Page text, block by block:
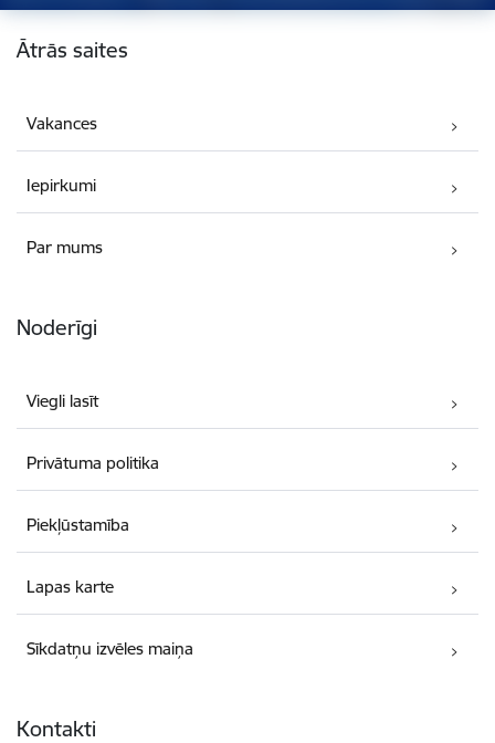
Kājene
Ātrās saites
Vakances
Iepirkumi
Par mums
Noderīgi
Viegli lasīt
Privātuma politika
Piekļūstamība
Lapas karte
Sīkdatņu izvēles maiņa
Kontakti